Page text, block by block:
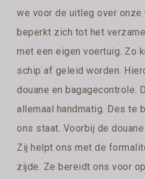
we voor de uitleg over onze
beperkt zich tot het
met een eigen voertuig. Zo
schip af geleid worden.
douane en bagagecontrole.
allemaal handmatig. Des te
ons staat. Voorbij de
Zij helpt ons met de
zijde. Ze bereidt ons voor